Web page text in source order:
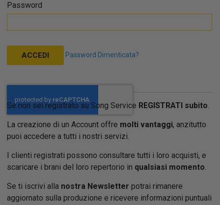
Password
ACCEDI Password Dimenticata?
Se non sei registrato su Song Service REGISTRATI subito.
La creazione di un Account offre molti vantaggi, anzitutto
puoi accedere a tutti i nostri servizi.
I clienti registrati possono consultare tutti i loro acquisti, e
scaricare i brani del loro repertorio in qualsiasi momento.
Se ti iscrivi alla nostra Newsletter potrai rimanere
aggiornato sulla produzione e ricevere informazioni puntuali